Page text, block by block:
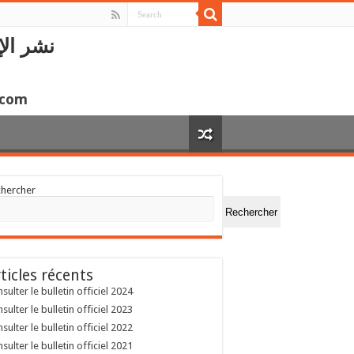
نشر
Rechercher
récents
le bulletin officiel 2024
le bulletin officiel 2023
le bulletin officiel 2022
le bulletin officiel 2021